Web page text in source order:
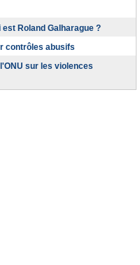
Roland Galharague ?
contrôles abusifs
sur les violences